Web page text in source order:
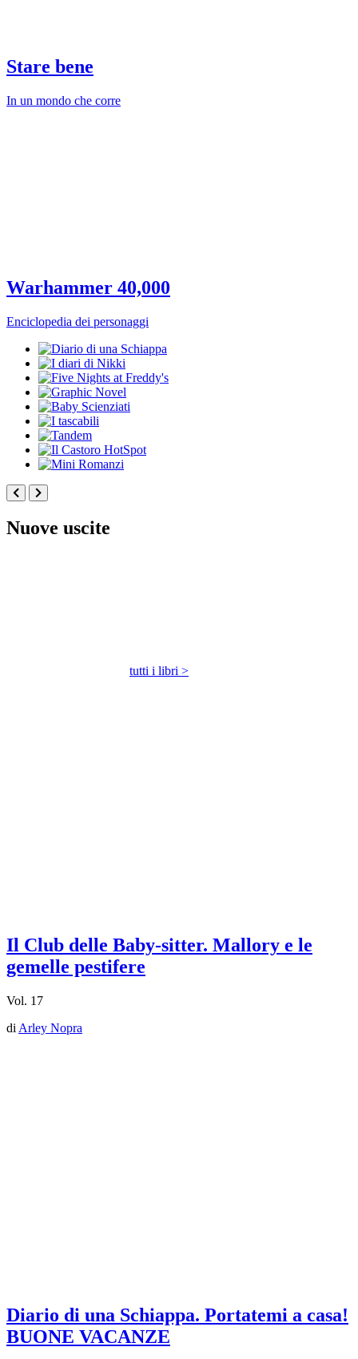
Stare bene
In un mondo che corre
Warhammer 40,000
Enciclopedia dei personaggi
Nuove uscite
tutti i libri >
Il Club delle Baby-sitter. Mallory e le
gemelle pestifere
Vol. 17
di Arley Nopra
Diario di una Schiappa. Portatemi a casa!
BUONE VACANZE